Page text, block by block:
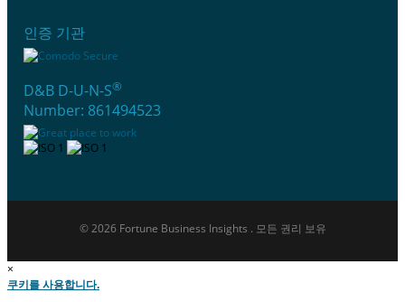
인증 기관
D&B D-U-N-S®
Number: 861494523
© 2026 Fortune Business Insights . 모든 권리 보유
×
쿠키를 사용합니다.